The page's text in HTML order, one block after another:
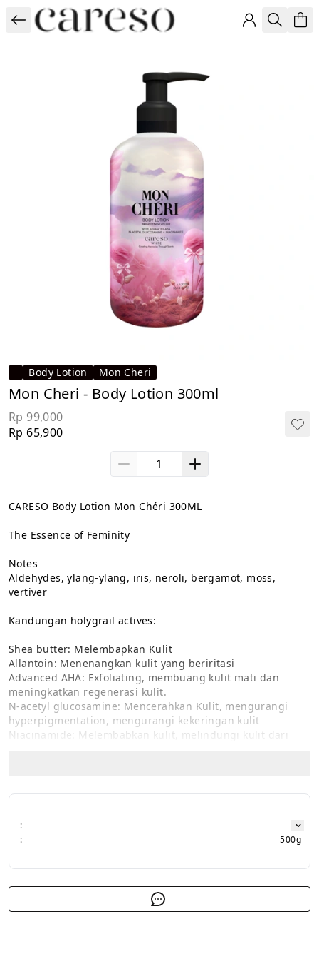
Body Lotion Mon Cheri
Mon Cheri - Body Lotion 300ml
Rp 99,000
Rp 65,900
CARESO Body Lotion Mon Chéri 300ML
The Essence of Feminity
Notes
Aldehydes, ylang-ylang, iris, neroli, bergamot, moss,
vertiver
Kandungan holygrail actives:
Shea butter: Melembapkan Kulit
Allantoin: Menenangkan kulit yang beriritasi
Advanced AHA: Exfoliating, membuang kulit mati dan
meningkatkan regenerasi kulit.
N-acetyl glucosamine: Mencerahkan Kulit, mengurangi
hyperpigmentation, mengurangi kekeringan kulit
Niacinamide: Melembabkan kulit, melindungi kulit dari
- BPOM Registered
- Quality Checked
- International Standards
:
:
500g